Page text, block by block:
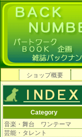
ショップ概要
Category
音楽・舞台 ワンテーマ
芸能・タレント